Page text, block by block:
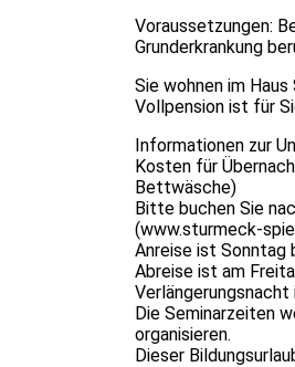
Voraussetzungen:
Grunderkrankung
Sie wohnen im
Vollpension ist für
Informationen zur
Kosten für
Bettwäsche)
Bitte buchen Sie
(www.sturmeck-
Anreise ist Sonntag
Abreise ist am
Die Seminarzeiten
organisieren.
Dieser